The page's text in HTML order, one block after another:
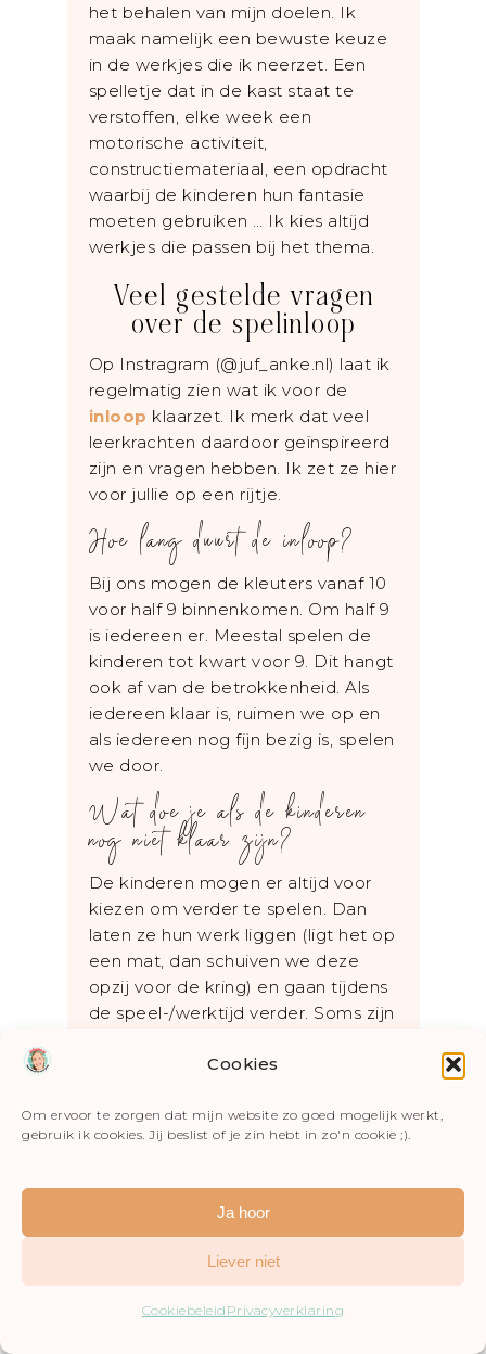
Cookies
Om ervoor te zorgen dat mijn website zo goed mogelijk werkt,
gebruik ik cookies. Jij beslist of je zin hebt in zo'n cookie ;).
Ja hoor
Liever niet
Cookiebeleid Privacyverklaring
het behalen van mijn doelen. Ik
maak namelijk een bewuste keuze
in de werkjes die ik neerzet. Een
spelletje dat in de kast staat te
verstoffen, elke week een
motorische activiteit,
constructiemateriaal, een opdracht
waarbij de kinderen hun fantasie
moeten gebruiken … Ik kies altijd
werkjes die passen bij het thema.
Veel gestelde vragen
over de spelinloop
Op Instragram (@juf_anke.nl) laat ik
regelmatig zien wat ik voor de
inloop klaarzet. Ik merk dat veel
leerkrachten daardoor geïnspireerd
zijn en vragen hebben. Ik zet ze hier
voor jullie op een rijtje.
Hoe lang duurt de inloop?
Bij ons mogen de kleuters vanaf 10
voor half 9 binnenkomen. Om half 9
is iedereen er. Meestal spelen de
kinderen tot kwart voor 9. Dit hangt
ook af van de betrokkenheid. Als
iedereen klaar is, ruimen we op en
als iedereen nog fijn bezig is, spelen
we door.
Wat doe je als de kinderen
nog niet klaar zijn?
De kinderen mogen er altijd voor
kiezen om verder te spelen. Dan
laten ze hun werk liggen (ligt het op
een mat, dan schuiven we deze
opzij voor de kring) en gaan tijdens
de speel-/werktijd verder. Soms zijn
dat ze worden afgemaakt. Die laten
speel-/werktijd. Dit gebeurt niet zo
vaak, want dan zou de werkles vol
dat wil ik juist niet. Er zijn ook
kinderen die verplichte werkjes
aan een puzzel of vouwwerkje. Van